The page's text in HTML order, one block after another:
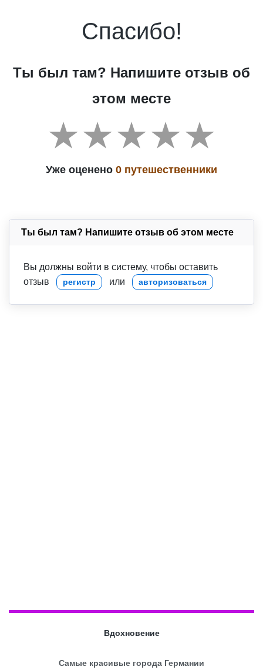
Спасибо!
Ты был там? Напишите отзыв об
этом месте
Уже оценено 0 путешественники
Ты был там? Напишите отзыв об этом месте
Вы должны войти в систему, чтобы оставить
отзыв
регистр или авторизоваться
Вдохновение
Самые красивые города Германии